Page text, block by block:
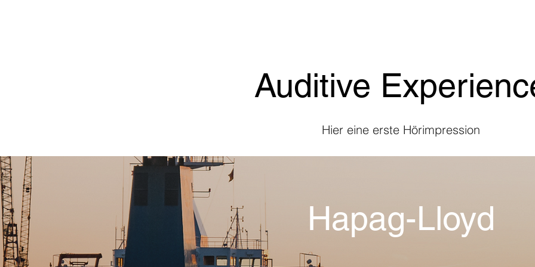
Auditive
Hier eine erste Hörimpression
Hapag-Lloyd